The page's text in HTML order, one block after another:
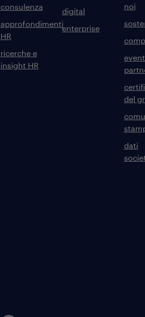
consulenza
approfondimenti
HR
ricerche e
insight HR
digital
enterprise
noi
del
dati